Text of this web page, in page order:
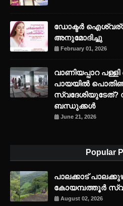
ഡോക്ടർ
അനുമോദിച്ചു
February 01, 2026
വാണിയപ്പാറ
പായയിൽ
സ്വദേശിയുടേത്?
ബന്ധുക്കൾ
June 21, 2026
Popular
പാലക്കാട്
കോയമ്പത്തൂര്‍
August 02, 2026